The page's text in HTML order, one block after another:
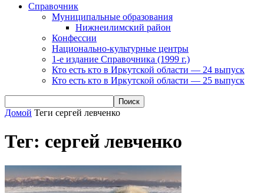
Справочник
Муниципальные образования
Нижнеилимский район
Конфессии
Национально-культурные центры
1-е издание Справочника (1999 г.)
Кто есть кто в Иркутской области — 24 выпуск
Кто есть кто в Иркутской области — 25 выпуск
Домой Теги сергей левченко
Тег: сергей левченко